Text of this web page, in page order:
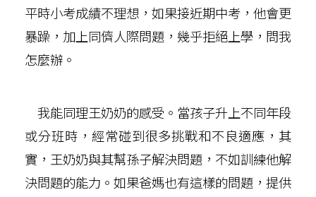
平時小考成績不理想，如果接近期中考，他會更
暴躁，加上同儕人際問題，幾乎拒絕上學，問我
怎麼辦。
我能同理王奶奶的感受。當孩子升上不同年段
或分班時，經常碰到很多挑戰和不良適應，其
實，王奶奶與其幫孫子解決問題，不如訓練他解
決問題的能力。如果爸媽也有這樣的問題，提供